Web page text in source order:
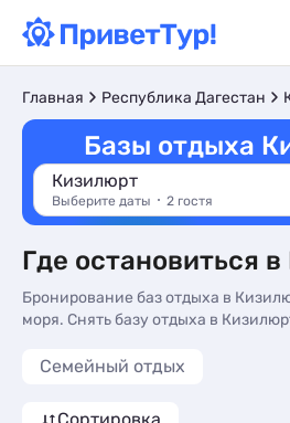
Главная Республика Дагестан
Базы отдыха
Кизилюрт
Выберите даты 2 гостя
Где остановиться
Бронирование баз отдыха в
моря. Снять базу отдыха в
трансфером (платно), сменой
Семейный отдых